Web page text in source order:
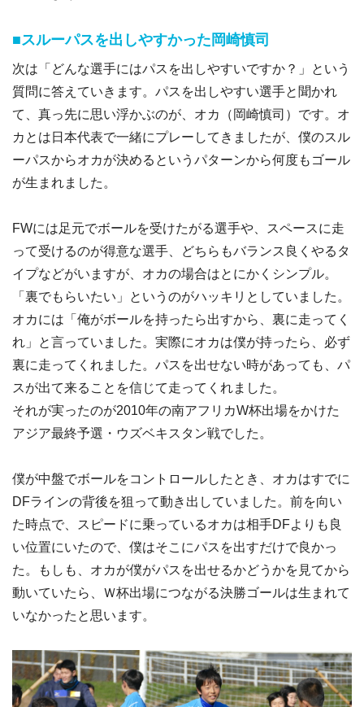
■スルーパスを出しやすかった岡崎慎司
次は「どんな選手にはパスを出しやすいですか？」という
質問に答えていきます。パスを出しやすい選手と聞かれ
て、真っ先に思い浮かぶのが、オカ（岡崎慎司）です。オ
カとは日本代表で一緒にプレーしてきましたが、僕のスル
ーパスからオカが決めるというパターンから何度もゴール
が生まれました。
FWには足元でボールを受けたがる選手や、スペースに走
って受けるのが得意な選手、どちらもバランス良くやるタ
イプなどがいますが、オカの場合はとにかくシンプル。
「裏でもらいたい」というのがハッキリとしていました。
オカには「俺がボールを持ったら出すから、裏に走ってく
れ」と言っていました。実際にオカは僕が持ったら、必ず
裏に走ってくれました。パスを出せない時があっても、パ
スが出て来ることを信じて走ってくれました。
それが実ったのが2010年の南アフリカW杯出場をかけた
アジア最終予選・ウズベキスタン戦でした。
僕が中盤でボールをコントロールしたとき、オカはすでに
DFラインの背後を狙って動き出していました。前を向い
た時点で、スピードに乗っているオカは相手DFよりも良
い位置にいたので、僕はそこにパスを出すだけで良かっ
た。もしも、オカが僕がパスを出せるかどうかを見てから
動いていたら、Ｗ杯出場につながる決勝ゴールは生まれて
いなかったと思います。